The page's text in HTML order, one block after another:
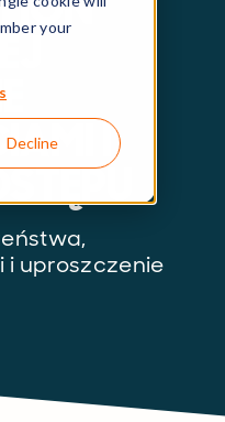
your
Decline I
i uproszczenie